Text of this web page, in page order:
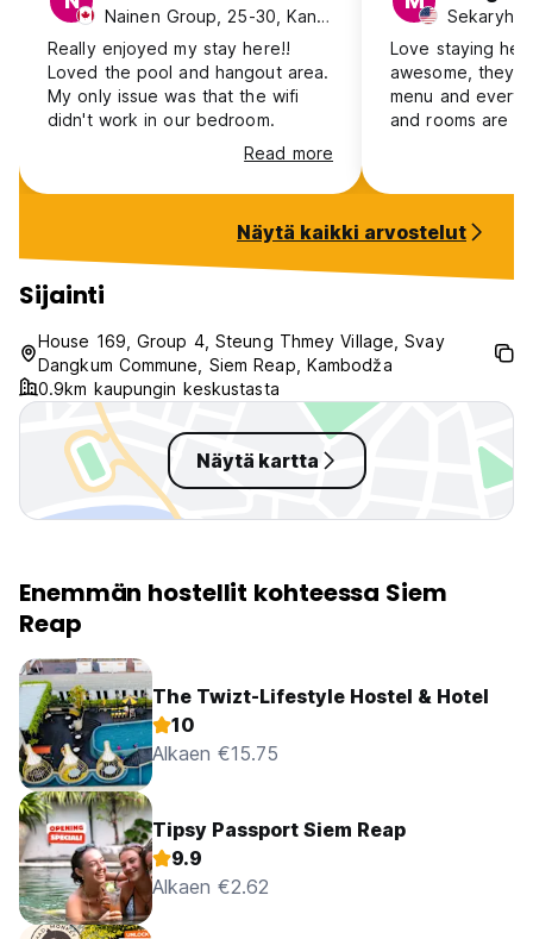
Nainen Group, 25-30, Kanada
Really enjoyed my stay here!!
Loved the pool and hangout area.
My only issue was that the wifi
didn't work in our bedroom.
Read more
Love staying
awesome, they
menu and
and rooms are
Näytä kaikki arvostelut
Sijainti
House 169, Group 4, Steung Thmey Village, Svay
Dangkum Commune, Siem Reap, Kambodža
0.9km kaupungin keskustasta
Näytä kartta
Enemmän hostellit kohteessa Siem
Reap
The Twizt-Lifestyle Hostel & Hotel
10
Alkaen €15.75
Tipsy Passport Siem Reap
9.9
Alkaen €2.62